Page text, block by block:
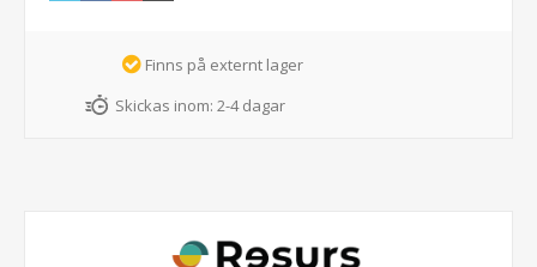
Finns på externt lager
Skickas inom: 2-4 dagar